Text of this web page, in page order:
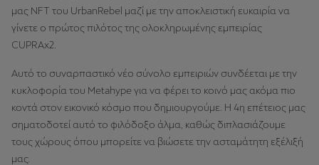
μας NFT του UrbanRebel μαζί με την αποκλειστική ευκαιρία να
γίνετε ο πρώτος πιλότος της ολοκληρωμένης εμπειρίας
CUPRAx2.
Αυτό το συναρπαστικό νέο σύνολο εμπειριών συνδέεται με την
κυκλοφορία του Metahype για να φέρει το κοινό μας ακόμα πιο
κοντά στον εικονικό κόσμο που δημιουργούμε. Η 4η επέτειος μας
σηματοδοτεί αυτό το φιλόδοξο άλμα, καθώς διπλασιάζουμε
τους χώρους όπου μπορείτε να βιώσετε την ασταμάτητη εξέλιξή
μας.